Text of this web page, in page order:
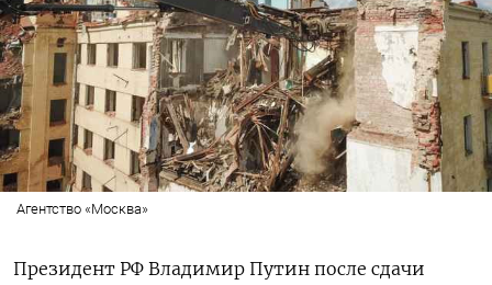
Агентство «Москва»
Президент РФ Владимир Путин после сдачи